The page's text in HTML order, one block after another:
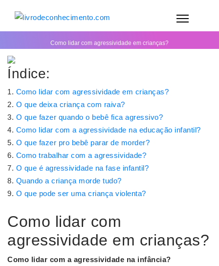
Como lidar com agressividade em crianças?
Índice:
Como lidar com agressividade em crianças?
O que deixa criança com raiva?
O que fazer quando o bebê fica agressivo?
Como lidar com a agressividade na educação infantil?
O que fazer pro bebê parar de morder?
Como trabalhar com a agressividade?
O que é agressividade na fase infantil?
Quando a criança morde tudo?
O que pode ser uma criança violenta?
Como lidar com
agressividade em crianças?
Como lidar com a agressividade na infância?